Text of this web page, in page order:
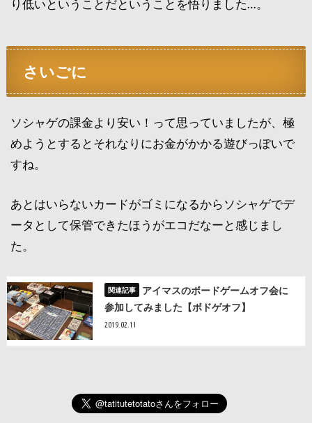
り低いということだということを悟りました…。
さいごに
ソシャゲの課金より安い！って思っていましたが、極
めようとするとそれなりにお金がかかる遊びっぽいで
すね。
あとはいらないカードがゴミになるからソシャゲでデ
ータとして保管できたほうがエコだなーと感じまし
た。
アイマスのボードゲームオフ会に
参加してみました【ボドゲオフ】
2019.02.11